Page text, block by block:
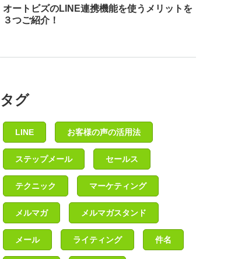
オートビズのLINE連携機能を使うメリットを
３つご紹介！
タグ
LINE お客様の声の活用法
ステップメール セールス
テクニック マーケティング
メルマガ メルマガスタンド
メール ライティング 件名